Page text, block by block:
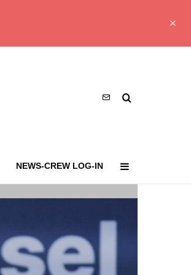
NEWS-CREW LOG-IN